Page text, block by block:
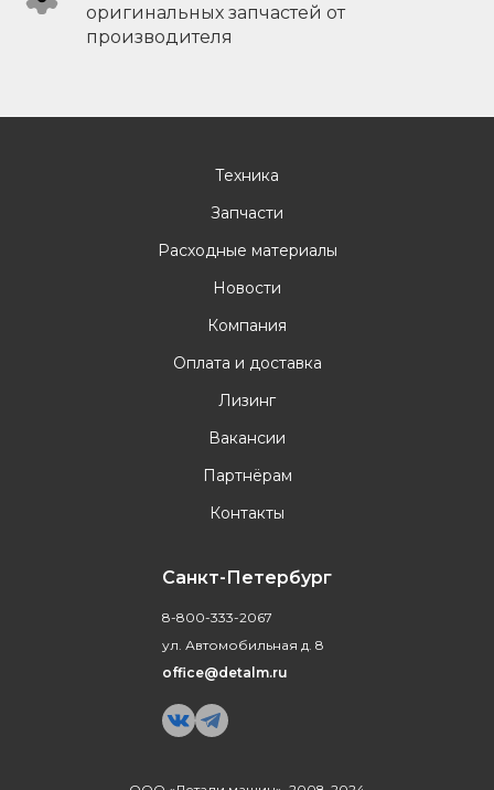
оригинальных запчастей от
производителя
Техника
Запчасти
Расходные материалы
Новости
Компания
Оплата и доставка
Лизинг
Вакансии
Партнёрам
Контакты
Санкт-Петербург
8-800-333-2067
ул. Автомобильная д. 8
office@detalm.ru